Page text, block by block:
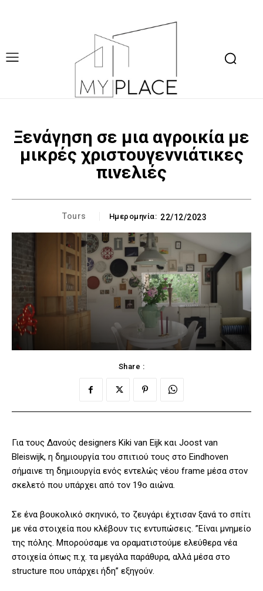
Ξενάγηση σε μια αγροικία με
μικρές χριστουγεννιάτικες
πινελιές
Tours Ημερομηνία: 22/12/2023
Share :
Για τους Δανούς designers Kiki van Eijk και Joost van
Bleiswijk, η δημιουργία του σπιτιού τους στο Eindhoven
σήμαινε τη δημιουργία ενός εντελώς νέου frame μέσα στον
σκελετό που υπάρχει από τον 19ο αιώνα.
Σε ένα βουκολικό σκηνικό, το ζευγάρι έχτισαν ξανά το σπίτι
με νέα στοιχεία που κλέβουν τις εντυπώσεις. ”Είναι μνημείο
της πόλης. Μπορούσαμε να οραματιστούμε ελεύθερα νέα
στοιχεία όπως π.χ. τα μεγάλα παράθυρα, αλλά μέσα στο
structure που υπάρχει ήδη” εξηγούν.